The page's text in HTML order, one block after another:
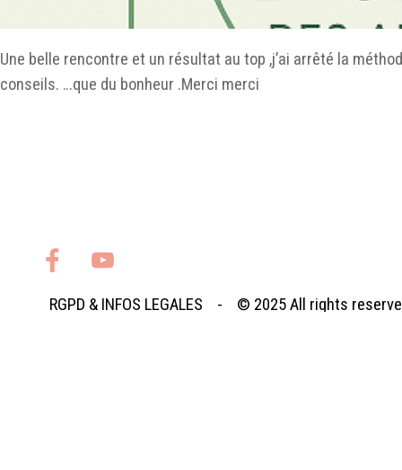
Une belle rencontre et un résultat au top ,j’ai arrêté la
conseils. …que du bonheur .Merci merci
RGPD & INFOS LEGALES - © 2025All rights